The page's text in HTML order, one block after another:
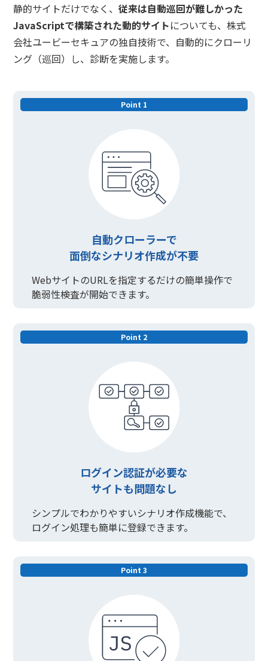
静的サイトだけでなく、従来は自動巡回が難しかった
JavaScriptで構築された動的サイトについても、株式
会社ユービーセキュアの独自技術で、自動的にクローリ
ング（巡回）し、診断を実施します。
Point 1
自動クローラーで
面倒なシナリオ作成が不要
WebサイトのURLを指定するだけの簡単操作で
脆弱性検査が開始できます。
Point 2
ログイン認証が必要な
サイトも問題なし
シンプルでわかりやすいシナリオ作成機能で、
ログイン処理も簡単に登録できます。
Point 3